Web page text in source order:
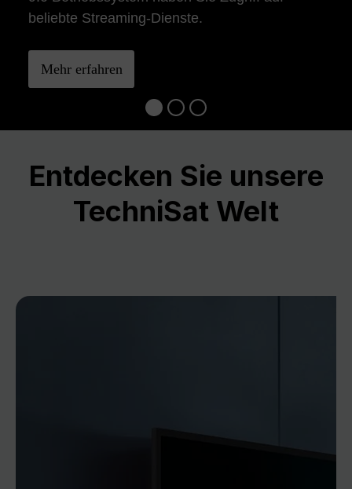
beliebte Streaming-Dienste.
Mehr erfahren
Entdecken Sie unsere
TechniSat Welt